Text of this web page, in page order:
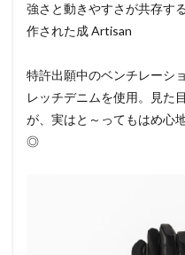
強さと動きやすさが共存す
作された成 Artisan
特許出願中のベンチレーシ
レッチデニムを使用。見た
が、実はと～ってもはめ心
◎